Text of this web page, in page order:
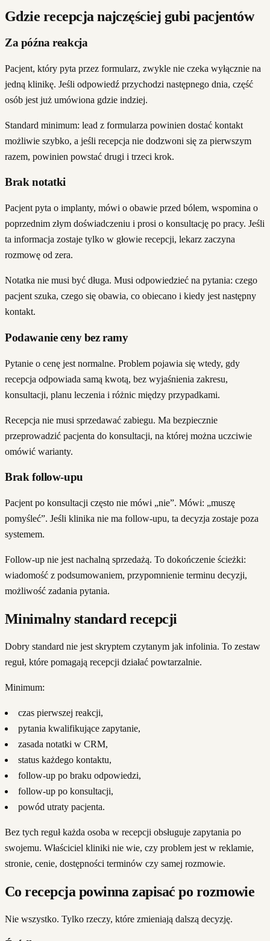
Gdzie recepcja najczęściej gubi pacjentów
Za późna reakcja
Pacjent, który pyta przez formularz, zwykle nie czeka wyłącznie na
jedną klinikę. Jeśli odpowiedź przychodzi następnego dnia, część
osób jest już umówiona gdzie indziej.
Standard minimum: lead z formularza powinien dostać kontakt
możliwie szybko, a jeśli recepcja nie dodzwoni się za pierwszym
razem, powinien powstać drugi i trzeci krok.
Brak notatki
Pacjent pyta o implanty, mówi o obawie przed bólem, wspomina o
poprzednim złym doświadczeniu i prosi o konsultację po pracy. Jeśli
ta informacja zostaje tylko w głowie recepcji, lekarz zaczyna
rozmowę od zera.
Notatka nie musi być długa. Musi odpowiedzieć na pytania: czego
pacjent szuka, czego się obawia, co obiecano i kiedy jest następny
kontakt.
Podawanie ceny bez ramy
Pytanie o cenę jest normalne. Problem pojawia się wtedy, gdy
recepcja odpowiada samą kwotą, bez wyjaśnienia zakresu,
konsultacji, planu leczenia i różnic między przypadkami.
Recepcja nie musi sprzedawać zabiegu. Ma bezpiecznie
przeprowadzić pacjenta do konsultacji, na której można uczciwie
omówić warianty.
Brak follow-upu
Pacjent po konsultacji często nie mówi „nie”. Mówi: „muszę
pomyśleć”. Jeśli klinika nie ma follow-upu, ta decyzja zostaje poza
systemem.
Follow-up nie jest nachalną sprzedażą. To dokończenie ścieżki:
wiadomość z podsumowaniem, przypomnienie terminu decyzji,
możliwość zadania pytania.
Minimalny standard recepcji
Dobry standard nie jest skryptem czytanym jak infolinia. To zestaw
reguł, które pomagają recepcji działać powtarzalnie.
Minimum:
czas pierwszej reakcji,
pytania kwalifikujące zapytanie,
zasada notatki w CRM,
status każdego kontaktu,
follow-up po braku odpowiedzi,
follow-up po konsultacji,
powód utraty pacjenta.
Bez tych reguł każda osoba w recepcji obsługuje zapytania po
swojemu. Właściciel kliniki nie wie, czy problem jest w reklamie,
stronie, cenie, dostępności terminów czy samej rozmowie.
Co recepcja powinna zapisać po rozmowie
Nie wszystko. Tylko rzeczy, które zmieniają dalszą decyzję.